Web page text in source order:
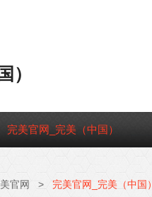
）
完美官网_完美（中国）
官网 > 完美官网_完美（中国）